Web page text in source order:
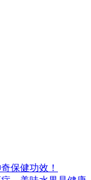
保健功效！